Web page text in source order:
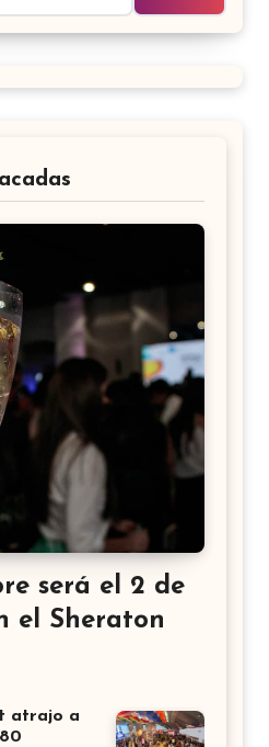
será el 2 de
el Sheraton
atrajo a